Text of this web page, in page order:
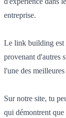
entreprise.
Le link building est
provenant d'autres
l'une des
Sur notre site, tu
qui démontrent que